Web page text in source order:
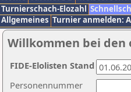
Turnierschach-Elozahl
Allgemeines Turnier anmelden:
Willkommen bei den
Personennummer
FIDE-Elolisten Stand